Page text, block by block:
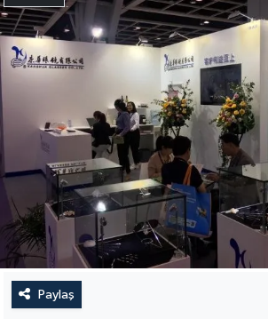
Paylaş